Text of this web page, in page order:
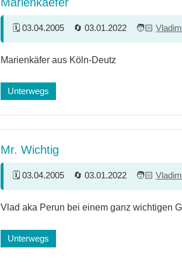
03.04.2005 03.01.2022
Marienkäfer aus Köln-Deutz
Unterwegs
Mr. Wichtig
03.04.2005 03.01.2022
Vlad aka Perun bei einem ganz wichtigen
Unterwegs